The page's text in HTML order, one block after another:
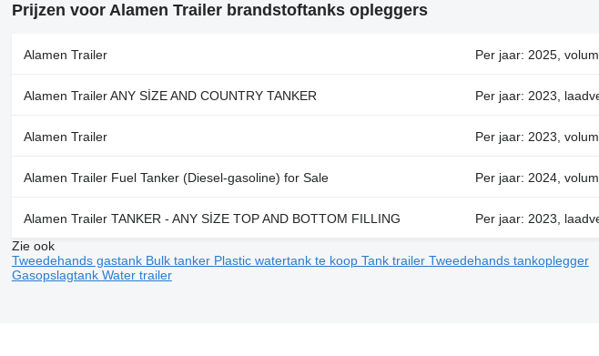
Prijzen voor Alamen Trailer brandstoftanks opleggers
Alamen Trailer Per jaar: 2025,
Alamen Trailer ANY SİZE AND COUNTRY TANKER Per jaar: 2023,
Alamen Trailer Per jaar: 2023,
Alamen Trailer Fuel Tanker (Diesel-gasoline) for Sale Per jaar: 2024,
Alamen Trailer TANKER - ANY SİZE TOP AND BOTTOM FILLING Per jaar: 2023,
Zie ook
Tweedehands gastank Bulk tanker Plastic watertank te koop Tank trailer Tweedehands tankoplegger
Gasopslagtank Water trailer